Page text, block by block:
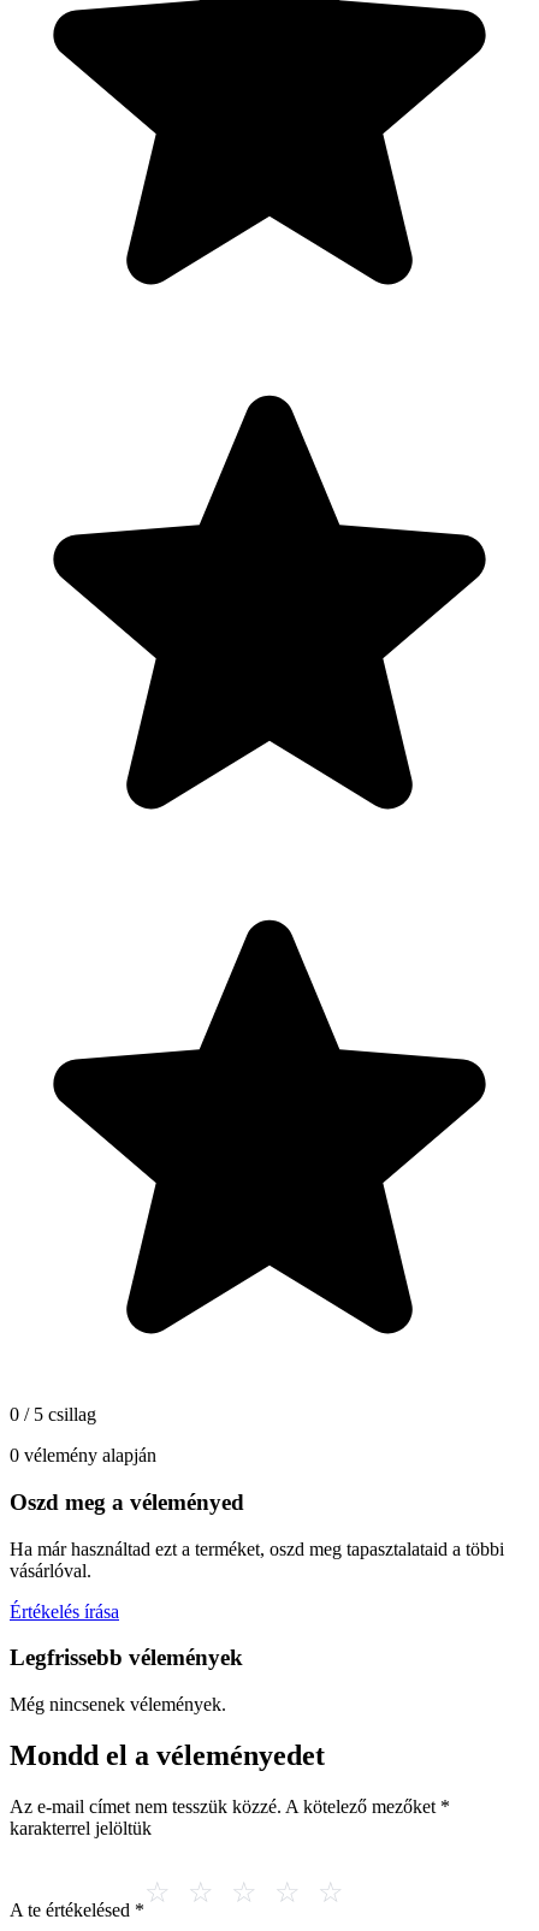
0 / 5 csillag
0 vélemény alapján
Oszd meg a véleményed
Ha már használtad ezt a terméket, oszd meg tapasztalataid a többi
vásárlóval.
Értékelés írása
Legfrissebb vélemények
Még nincsenek vélemények.
Mondd el a véleményedet
Az e-mail címet nem tesszük közzé. A kötelező mezőket *
karakterrel jelöltük
A te értékelésed *